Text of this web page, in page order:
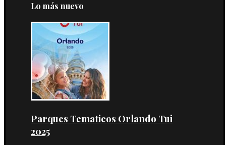
Lo más nuevo
Parques Tematicos Orlando Tui
2025